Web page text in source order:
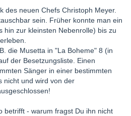
des neuen Chefs Christoph Meyer.
sein. Früher konnte man ein
hin zur kleinsten Nebenrolle) bis zu
die Musetta in "La Boheme" 8 (in
der Besetzungsliste. Einen
Sänger in einer bestimmten
nicht und wird von der
betrifft - warum fragst Du ihn nicht